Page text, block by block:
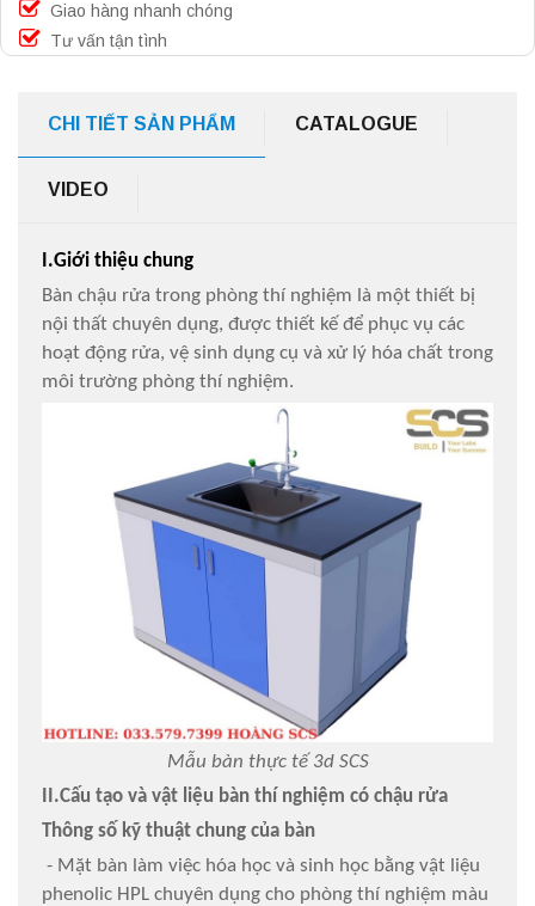
Giao hàng nhanh chóng
Tư vấn tận tình
CHI TIẾT SẢN PHẨM CATALOGUE
VIDEO
I.Giới thiệu chung
Bàn chậu rửa trong phòng thí nghiệm là một thiết bị
nội thất chuyên dụng, được thiết kế để phục vụ các
hoạt động rửa, vệ sinh dụng cụ và xử lý hóa chất trong
môi trường phòng thí nghiệm.
Mẫu bàn thực tế 3d SCS
II.Cấu tạo và vật liệu bàn thí nghiệm có chậu rửa
Thông số kỹ thuật chung của bàn
- Mặt bàn làm việc hóa học và sinh học bằng vật liệu
phenolic HPL chuyên dụng cho phòng thí nghiệm màu